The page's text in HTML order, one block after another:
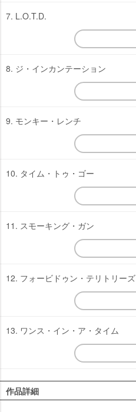
7. L.O.T.D.
8. ジ・インカンテーション
9. モンキー・レンチ
10. タイム・トゥ・ゴー
11. スモーキング・ガン
12. フォービドゥン・テリトリーズ
13. ワンス・イン・ア・タイム
作品詳細